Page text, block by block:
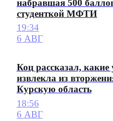
набравшая 500
студенткой МФТИ
19:34
6 АВГ
Коц рассказал,
извлекла из
Курскую область
18:56
6 АВГ